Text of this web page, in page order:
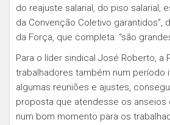
do reajuste salarial, do piso salarial,
da Convenção Coletivo garantidos”,
da Força, que completa: “são
Para o líder sindical José Roberto, a
trabalhadores também num período
algumas reuniões e ajustes,
proposta que atendesse os anseios
num bom momento para os